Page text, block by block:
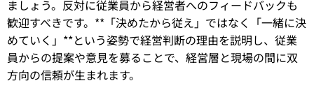
ましょう。反対に従業員から経営者へのフィードバックも
歓迎すべきです。**「決めたから従え」ではなく「一緒に決
めていく」**という姿勢で経営判断の理由を説明し、従業
員からの提案や意見を募ることで、経営層と現場の間に双
方向の信頼が生まれます。